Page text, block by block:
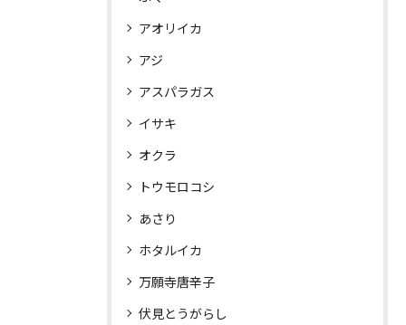
アオリイカ
アジ
アスパラガス
イサキ
オクラ
トウモロコシ
あさり
ホタルイカ
万願寺唐辛子
伏見とうがらし